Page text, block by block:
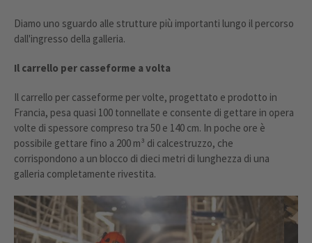
Diamo uno sguardo alle strutture più importanti lungo il percorso
dall'ingresso della galleria.
Il carrello per casseforme a volta
Il carrello per casseforme per volte, progettato e prodotto in
Francia, pesa quasi 100 tonnellate e consente di gettare in opera
volte di spessore compreso tra 50 e 140 cm. In poche ore è
possibile gettare fino a 200 m³ di calcestruzzo, che
corrispondono a un blocco di dieci metri di lunghezza di una
galleria completamente rivestita.